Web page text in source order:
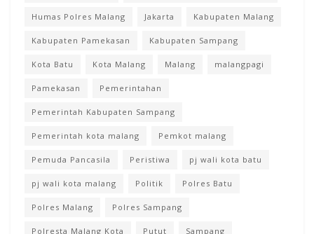
Humas Polres Malang Jakarta Kabupaten Malang
Kabupaten Pamekasan Kabupaten Sampang
Kota Batu Kota Malang Malang malangpagi
Pamekasan Pemerintahan
Pemerintah Kabupaten Sampang
Pemerintah kota malang Pemkot malang
Pemuda Pancasila Peristiwa pj wali kota batu
pj wali kota malang Politik Polres Batu
Polres Malang Polres Sampang
Polresta Malang Kota Putut Sampang